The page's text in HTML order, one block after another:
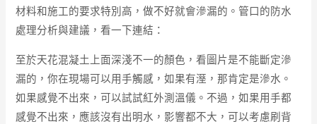
材料和施工的要求特別高，做不好就會滲漏的。管口的防水
處理分析與建議，看一下連結：
至於天花混凝土上面深淺不一的顏色，看圖片是不能斷定滲
漏的，你在現場可以用手觸感，如果有溼，那肯定是滲水。
如果感覺不出來，可以試試紅外測溫儀。不過，如果用手都
感覺不出來，應該沒有出明水，影響都不大，可以考慮刷背